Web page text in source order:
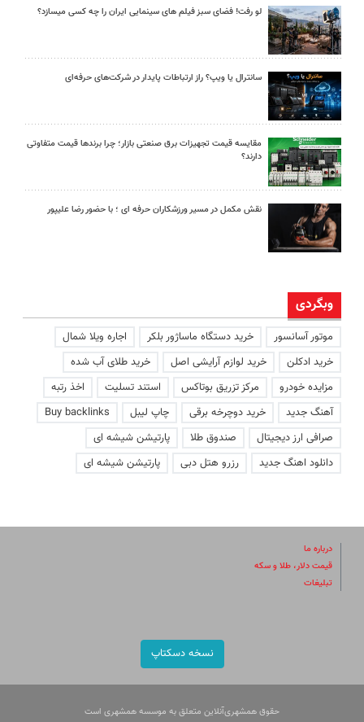
لو رفت! فضای سبز فیلم های سینمایی ایران را چه کسی میسازد؟
سانترال یا ویپ؟ راز ارتباطات پایدار در شرکت‌های حرفه‌ای
مقایسه قیمت تجهیزات برق صنعتی بازار؛ چرا برندها قیمت متفاوتی
دارند؟
نقش مکمل در مسیر ورزشکاران حرفه ای ؛ با حضور رضا علیپور
وبگردی
موتور آسانسور خرید دستگاه ماساژور بلکر
اجاره ویلا شمال
خرید ادکلن
خرید لوازم آرایشی اصل
خرید طلای آب شده
مزایده خودرو
مرکز تزریق بوتاکس استند تسلیت
اخذ رتبه
آهنگ جدید
خرید دوچرخه برقی چاپ لیبل
Buy backlinks
صرافی ارز دیجیتال
صندوق طلا
پارتیشن شیشه ای
دانلود اهنگ جدید
رزرو هتل دبی پارتیشن شیشه ای
درباره ما
قیمت دلار، طلا و سکه
تبلیغات
نسخه دسکتاپ
حقوق همشهری‌آنلاین متعلق به موسسه همشهری است